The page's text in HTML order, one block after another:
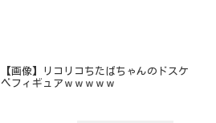
【画像】リコリコちたばちゃんのドスケ
ベフィギュアｗｗｗｗｗ